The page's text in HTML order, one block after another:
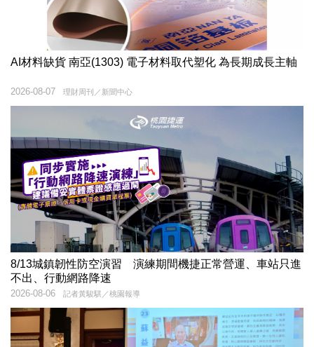
AI材料缺貨 南亞(1303) 電子材料取代塑化 為長期成長主軸
理財周刊／新聞中心
2026-08-07
8/13城鎮韌性防空演習 演練期間機捷正常營運、車站只進
不出、行動網路降速
記者黃駿騏／桃園報導
2026-08-06